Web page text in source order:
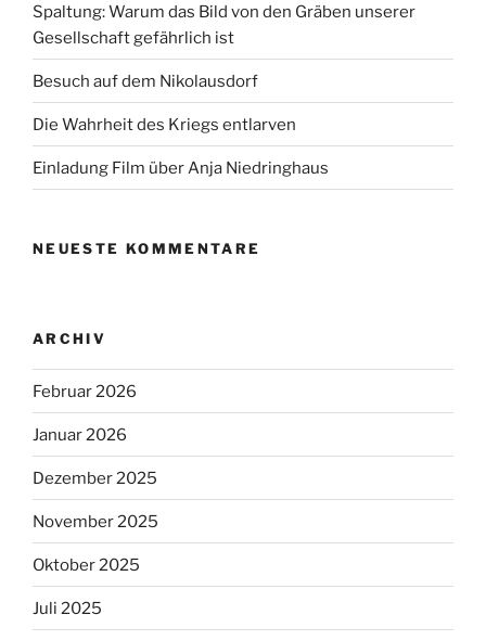
Spaltung: Warum das Bild von den Gräben unserer
Gesellschaft gefährlich ist
Besuch auf dem Nikolausdorf
Die Wahrheit des Kriegs entlarven
Einladung Film über Anja Niedringhaus
NEUESTE KOMMENTARE
ARCHIV
Februar 2026
Januar 2026
Dezember 2025
November 2025
Oktober 2025
Juli 2025